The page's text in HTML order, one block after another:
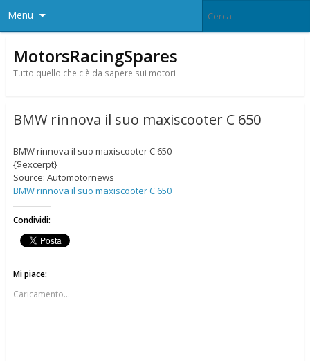
Menu
MotorsRacingSpares
Tutto quello che c'è da sapere sui motori
BMW rinnova il suo maxiscooter C 650
BMW rinnova il suo maxiscooter C 650
{$excerpt}
Source: Automotornews
BMW rinnova il suo maxiscooter C 650
Condividi:
Mi piace:
Caricamento...